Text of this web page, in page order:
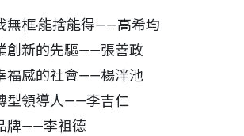
無框‧能捨能得——高希均
創新的先驅——張善政
福感的社會——楊泮池
型領導人——李吉仁
牌——李祖德